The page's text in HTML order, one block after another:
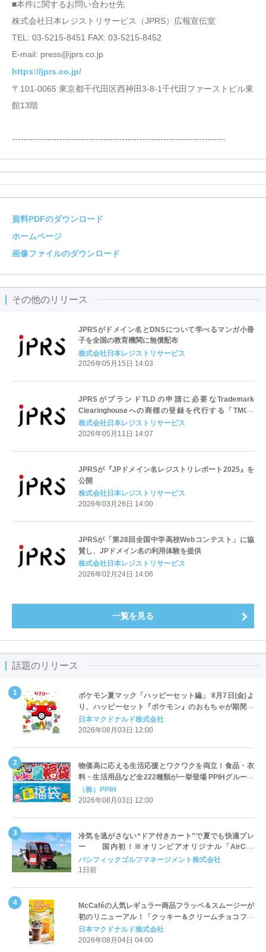
■本件に関するお問い合わせ先
株式会社日本レジストリサービス（JPRS）広報宣伝室
TEL: 03-5215-8451 FAX: 03-5215-8452
E-mail: press@jprs.co.jp
https://jprs.co.jp/
〒101-0065 東京都千代田区西神田3-8-1千代田ファーストビル東
館13階
------------------------------------------------------------------------
資料PDFのダウンロード
ホームページ
画像ファイルのダウンロード
その他のリリース
JPRSがドメイン名とDNSについて学べるマンガ小冊
子を全国の教育機関に無償配布
株式会社日本レジストリサービス
2026年05月15日 14:03
JPRSがブランドTLDの申請に必要なTrademark
Clearinghouseへの商標の登録を代行する「TMCH
Agent」に
株式会社日本レジストリサービス
2026年05月11日 14:07
JPRSが『JPドメイン名レジストリレポート2025』を
公開
株式会社日本レジストリサービス
2026年03月26日 14:00
JPRSが「第28回全国中学高校Webコンテスト」に協
賛し、JPドメイン名の利用体験を提供
株式会社日本レジストリサービス
2026年02月24日 14:06
一覧を見る
話題のリリース
ポケモン夏マック「ハッピーセット編」 8月7日(金)よ
り、ハッピーセット『ポケモン』のおもちゃが期間限
定登場
日本マクドナルド株式会社
2026年08月03日 12:00
物価高に応える生活応援とワクワクを両立！食品・衣
料・生活用品など全222種類が一挙登場 PPIHグループ
「夏福袋」＆セール 8月6日(木)より順次スタート
（株）PPIH
2026年08月03日 12:00
冷気を逃がさない“ドア付きカート”で夏でも快適プレ
ー 国内初！※オリンピアオリジナル「AirCon
Cart（エアコンカート）」導入 | ＰＧＭ
パシフィックゴルフマネージメント株式会社
1日前
McCaféの人気レギュラー商品フラッペ＆スムージーが
初のリニューアル！「クッキー＆クリームチョコフラ
ッペ」「マンゴースムージー」8月5日（水）から販売
開始
日本マクドナルド株式会社
2026年08月04日 04:00